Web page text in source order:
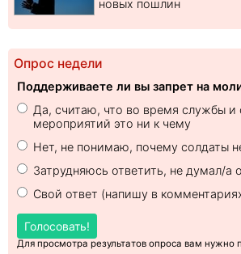
новых пошлин
Опрос недели
Поддерживаете ли вы запрет на
Да, считаю, что во время службы и
мероприятий это ни к чему
Нет, не понимаю, почему солдаты
Затрудняюсь ответить, не думал/а
Свой ответ (напишу в
Голосовать!
Для просмотра результатов опроса вам нужно